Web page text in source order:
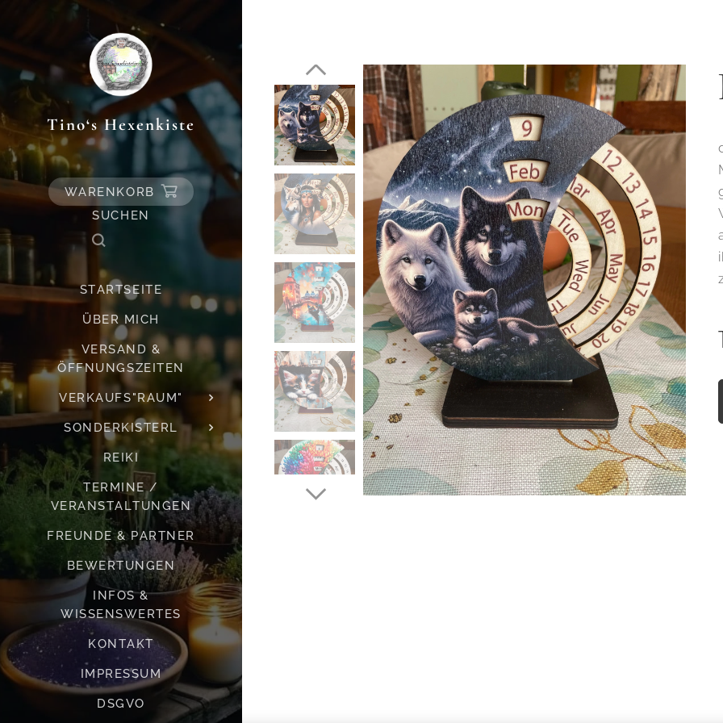
Tino‘s Hexenkiste
WARENKORB
SUCHEN
STARTSEITE
ÜBER MICH
VERSAND &
ÖFFNUNGSZEITEN
VERKAUFS"RAUM"
SONDERKISTERL
REIKI
TERMINE /
VERANSTALTUNGEN
FREUNDE & PARTNER
BEWERTUNGEN
INFOS &
WISSENSWERTES
KONTAKT
IMPRESSUM
DSGVO